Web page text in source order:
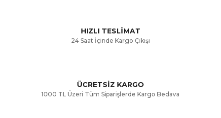
Gönder
HIZLI TESLİMAT
24 Saat İçinde Kargo Çıkışı
ÜCRETSİZ KARGO
1000 TL Üzeri Tüm Siparişlerde Kargo Bedava